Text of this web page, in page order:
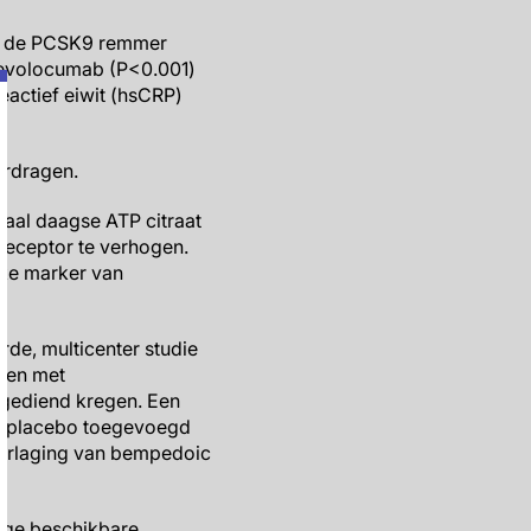
PCSK9 remmer
(P<0.001)
eiwit (hsCRP)
daagse ATP citraat
te verhogen.
marker van
multicenter studie
met
kregen. Een
placebo toegevoegd
van bempedoic